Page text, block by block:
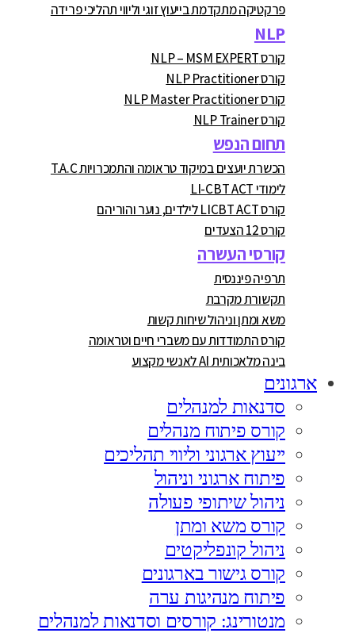
פרקטיקה מתקדמת בייעוץ זוגי וליווי תהליכי פרידה
NLP
קורס NLP – MSM EXPERT
קורס NLP Practitioner
קורס NLP Master Practitioner
קורס NLP Trainer
תחום הנפש
הכשרת יועצים במיקוד טראומה והתמכרויות T.A.C
לימודי LI-CBT ACT
קורס LICBT ACT לילדים, נוער והוריהם
קורס 12 הצעדים
קורסי העשרה
תרפיה פיננסית
תקשורת מקרבת
משא ומתן וניהול שיחות קשות
קורס התמודדות עם משברי חיים וטראומה
בינה מלאכותית AI לאנשי מקצוע
ארגונים
סדנאות למנהלים
קורס פיתוח מנהלים
ייעוץ ארגוני וליווי תהליכים
פיתוח ארגוני וניהול
ניהול שיתופי פעולה
קורס משא ומתן
ניהול קונפליקטים
קורס גישור בארגונים
פיתוח מנהיגות ערה
מנטורינג: קורסים וסדנאות למנהלים